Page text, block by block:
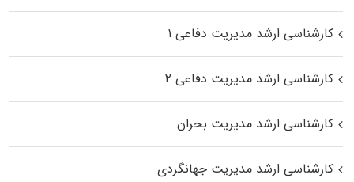
کارشناسی ارشد مدیریت دفاعی ۱
کارشناسی ارشد مدیریت دفاعی ۲
کارشناسی ارشد مدیریت بحران
کارشناسی ارشد مدیریت جهانگردی